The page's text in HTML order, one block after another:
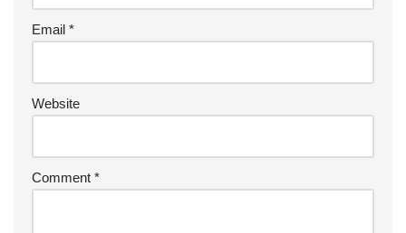
Email *
Website
Comment *